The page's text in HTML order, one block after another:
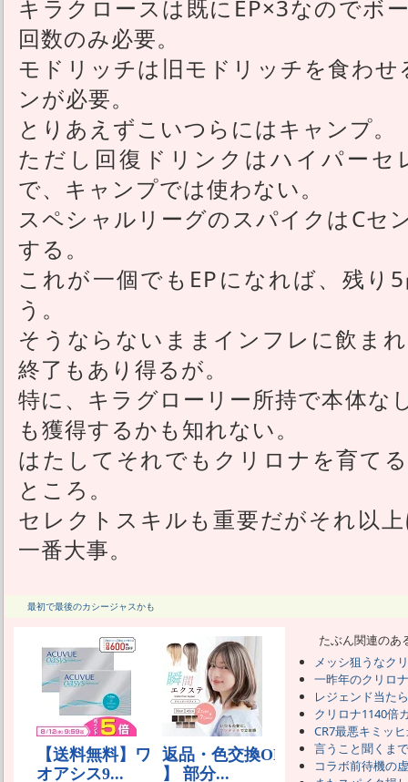
キラクロースは既にEP×3なのでボ
回数のみ必要。
モドリッチは旧モドリッチを食わ
ンが必要。
とりあえずこいつらにはキャンプ。
ただし回復ドリンクはハイパー
で、キャンプでは使わない。
スペシャルリーグのスパイクはCセ
する。
これが一個でもEPになれば、残り
う。
そうならないままインフレに飲ま
終了もあり得るが。
特に、キラグローリー所持で本体な
も獲得するかも知れない。
はたしてそれでもクリロナを育て
ところ。
セレクトスキルも重要だがそれ以
一番大事。
最初で最後のカシージャスかも
たぶん関連のあ
メッシ狙うなク
一昨年のクリロ
レジェンド当た
クリロナ1140倍
CR7最悪キミッ
言うこと聞くま
コラボ前待機の